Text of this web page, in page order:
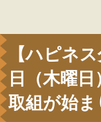
【ハピネ
日（木曜
取組が始ま